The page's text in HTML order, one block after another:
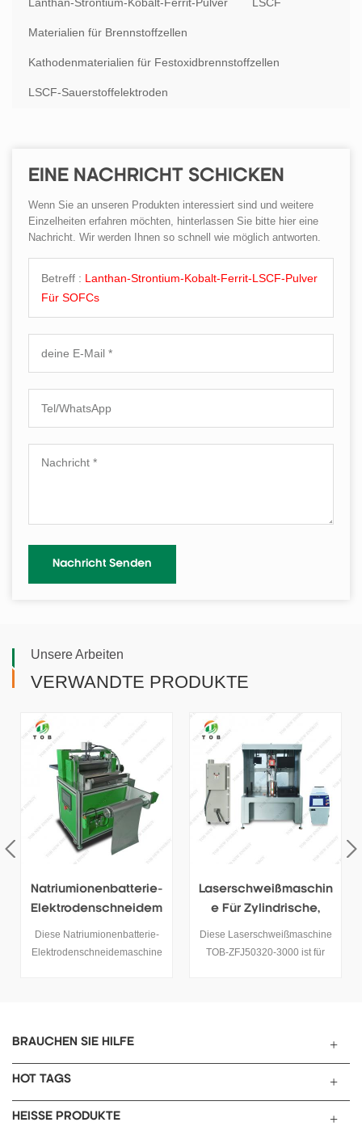
Materialien für Brennstoffzellen
Kathodenmaterialien für Festoxidbrennstoffzellen
LSCF-Sauerstoffelektroden
EINE NACHRICHT SCHICKEN
Wenn Sie an unseren Produkten interessiert sind und weitere
Einzelheiten erfahren möchten, hinterlassen Sie bitte hier eine
Nachricht. Wir werden Ihnen so schnell wie möglich antworten.
Betreff : Lanthan-Strontium-Kobalt-Ferrit-LSCF-Pulver
Für SOFCs
Unsere Arbeiten
VERWANDTE PRODUKTE
Natriumionenbatterie-
Elektrodenschneidem
Aschine
Diese Natriumionenbatterie-
Elektrodenschneidemaschine
und -kathodenelektroden
Laserschweißmaschin
E Für Zylindrische,
Tischlose
Batteriestromkollektor
Diese Laserschweißmaschine
TOB-ZFJ50320-3000 ist für
BRAUCHEN SIE HILFE
HOT TAGS
HEISSE PRODUKTE